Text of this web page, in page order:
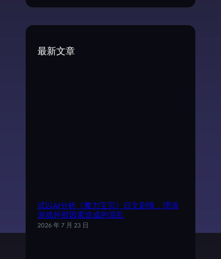
最新文章
试以AI分析《魔力宝贝》日文剧情，理清
游戏外部因素造成的混乱
2026 年 7 月 23 日